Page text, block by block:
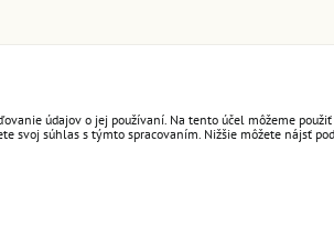
údajov o jej používaní. Na tento účel môžeme
svoj súhlas s týmto spracovaním. Nižšie môžete nájsť